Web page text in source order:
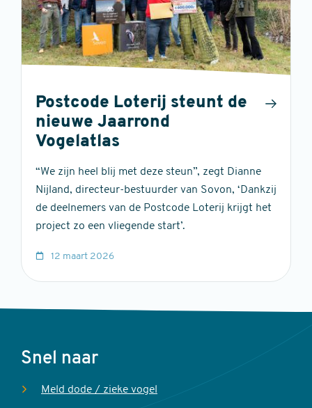
Postcode Loterij steunt de
nieuwe Jaarrond
Vogelatlas
“We zijn heel blij met deze steun”, zegt Dianne
Nijland, directeur-bestuurder van Sovon, ‘Dankzij
de deelnemers van de Postcode Loterij krijgt het
project zo een vliegende start’.
12 maart 2026
Voet
Snel naar
Meld dode / zieke vogel